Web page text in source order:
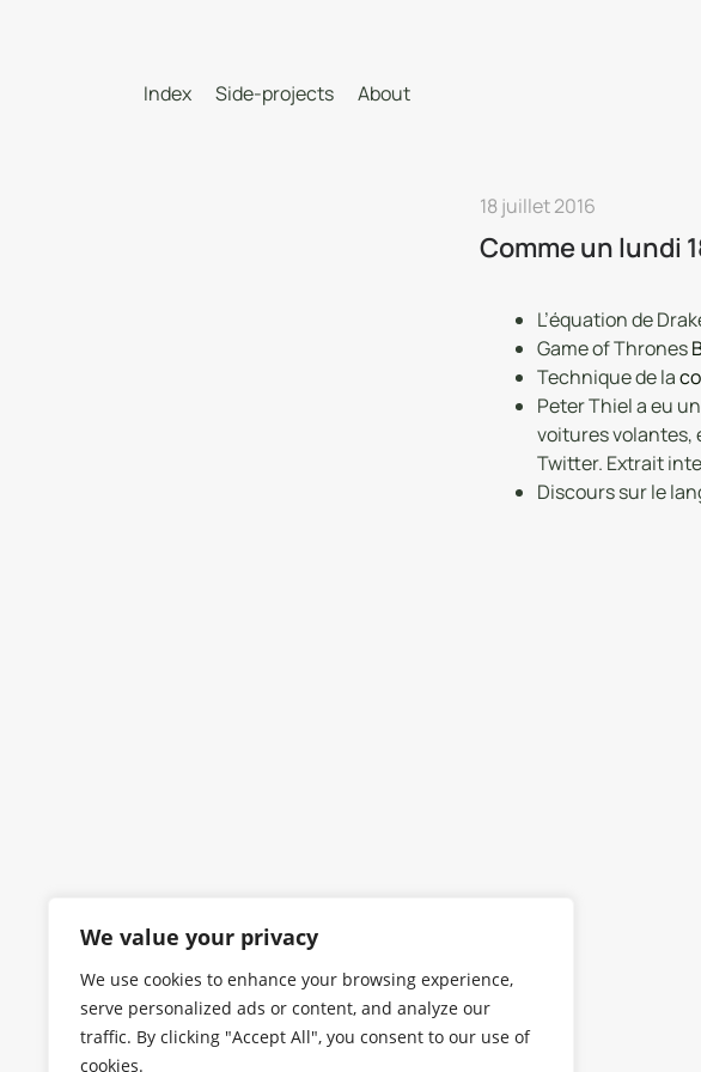
We value your privacy
We use cookies to enhance your browsing experience,
serve personalized ads or content, and analyze our
traffic. By clicking "Accept All", you consent to our use of
cookies.
Index Side-projects About
18 juillet 2016
Comme un lundi
L’équation de
Game of Thrones
Technique de la
Peter Thiel a eu
voitures volantes,
Twitter. Extrait
Discours sur le